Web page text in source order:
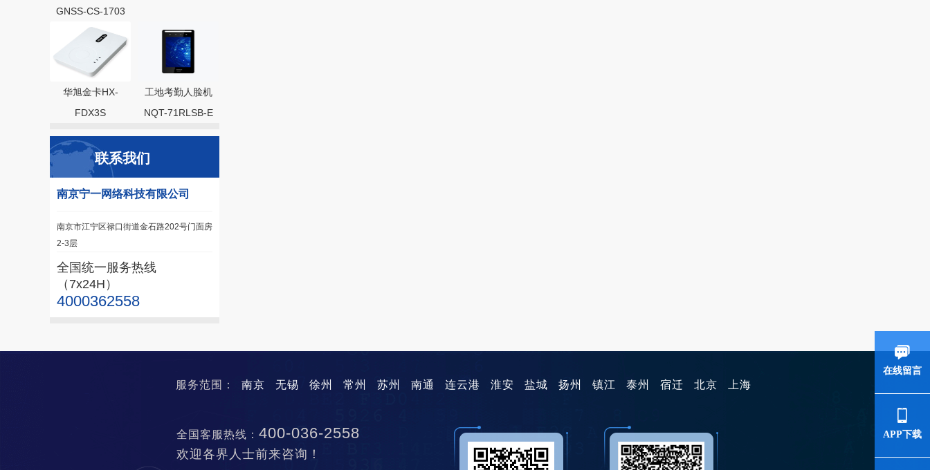
GNSS-CS-1703
华旭金卡HX-
FDX3S
工地考勤人脸机
NQT-71RLSB-E
联系我们
南京宁一网络科技有限公司
南京市江宁区禄口街道金石路202号门面房
2-3层
全国统一服务热线
（7x24H）
4000362558
服务范围： 南京 无锡 徐州 常州 苏州 南通 连云港 淮安 盐城 扬州 镇江 泰州 宿迁 北京 上海
全国客服热线：400-036-2558
欢迎各界人士前来咨询！
在线留言
APP下载